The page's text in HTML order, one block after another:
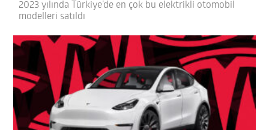
2023 yılında Türkiye’de en çok bu elektrikli otomobil
modelleri satıldı